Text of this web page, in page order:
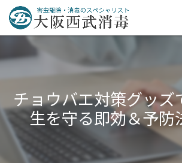
チョウバエ対策グッズ
生を守る即効＆予防